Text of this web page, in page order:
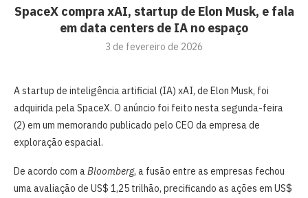
SpaceX compra xAI, startup de Elon Musk, e fala
em data centers de IA no espaço
3 de fevereiro de 2026
A startup de inteligência artificial (IA) xAI, de Elon Musk, foi
adquirida pela SpaceX. O anúncio foi feito nesta segunda-feira
(2) em um memorando publicado pelo CEO da empresa de
exploração espacial.
De acordo com aBloomberg, a fusão entre as empresas fechou
uma avaliação de US$ 1,25 trilhão, precificando as ações em US$